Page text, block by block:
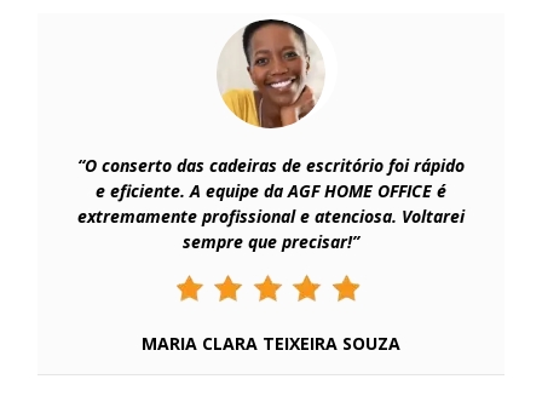
“O conserto das cadeiras de escritório foi rápido
e eficiente. A equipe da AGF HOME OFFICE é
extremamente profissional e atenciosa. Voltarei
sempre que precisar!”
MARIA CLARA TEIXEIRA SOUZA